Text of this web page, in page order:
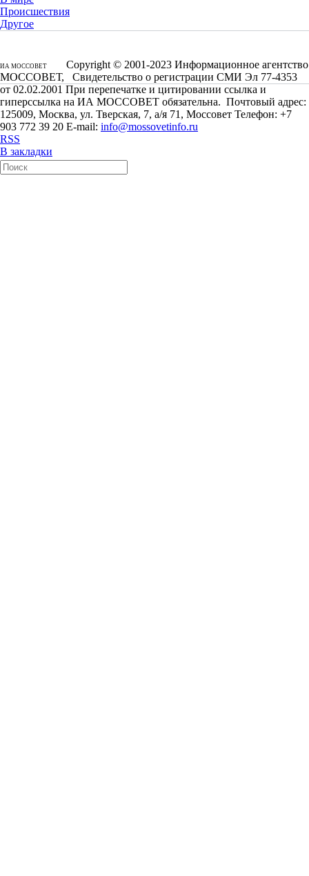
Происшествия
Другое
ИА МОССОВЕТ
Copyright © 2001-2023 Информационное агентство
МОССОВЕТ, Свидетельство о регистрации СМИ Эл 77-4353
от 02.02.2001 При перепечатке и цитировании ссылка и
гиперссылка на ИА МОССОВЕТ обязательна. Почтовый адрес:
125009, Москва, ул. Тверская, 7, а/я 71, Моссовет Телефон: +7
903 772 39 20 E-mail: info@mossovetinfo.ru
RSS
В закладки